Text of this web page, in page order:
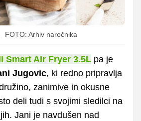
FOTO: Arhiv naročnika
Smart Air Fryer 3.5L pa je
Jugovic, ki redno pripravlja
zanimive in okusne
deli tudi s svojimi sledilci na
Jani je navdušen nad